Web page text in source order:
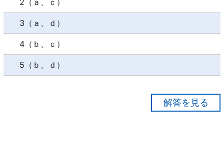
3（ａ、ｄ）
4（ｂ、ｃ）
5（ｂ、ｄ）